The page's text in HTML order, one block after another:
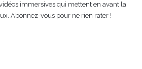
immersives qui mettent en avant la
Abonnez-vous pour ne rien rater !